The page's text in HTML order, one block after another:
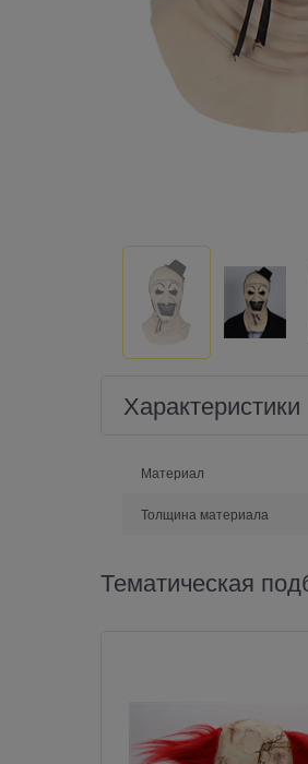
Характеристики
Материал
Толщина материала
Тематическая